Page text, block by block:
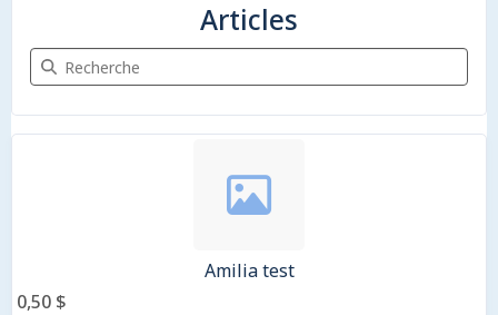
Articles
Recherche Articles
Amilia test
0,50 $
1 article